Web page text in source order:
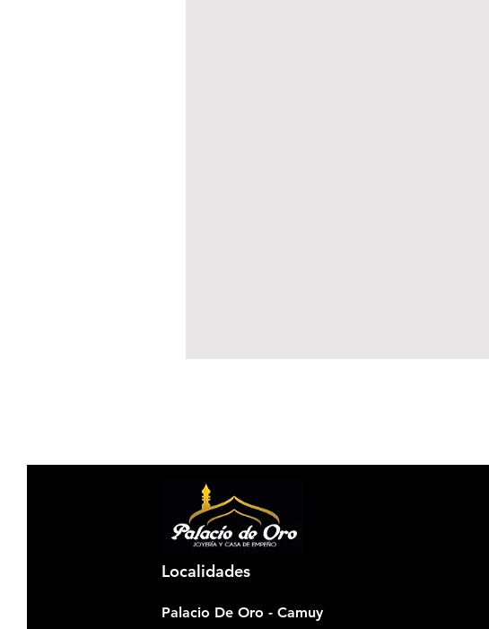
Localidades
Palacio De Oro - Camuy